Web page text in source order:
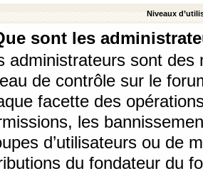
Niveaux
sont les
administrateurs sont
de contrôle sur le
facette des
les
d’utilisateurs ou de
du fondateur du